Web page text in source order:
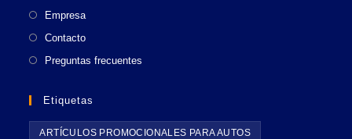
Empresa
Contacto
Preguntas frecuentes
Etiquetas
ARTÍCULOS PROMOCIONALES PARA AUTOS